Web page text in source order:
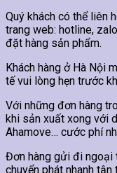
Quý khách có thể liên
trang web: hotline,
đặt hàng sản phẩm.
Khách hàng ở Hà Nội
tế vui lòng hẹn trước
Với những đơn hàng
khi sản xuất xong với
Ahamove… cước phí
Đơn hàng gửi đi ngoại
chuyển phát nhanh